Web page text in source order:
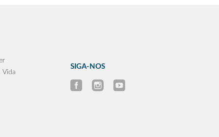
Vida
SIGA-NOS